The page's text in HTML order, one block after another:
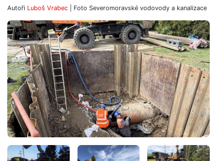
Autoři Luboš Vrabec | Foto Severomoravské vodovody a kanalizace